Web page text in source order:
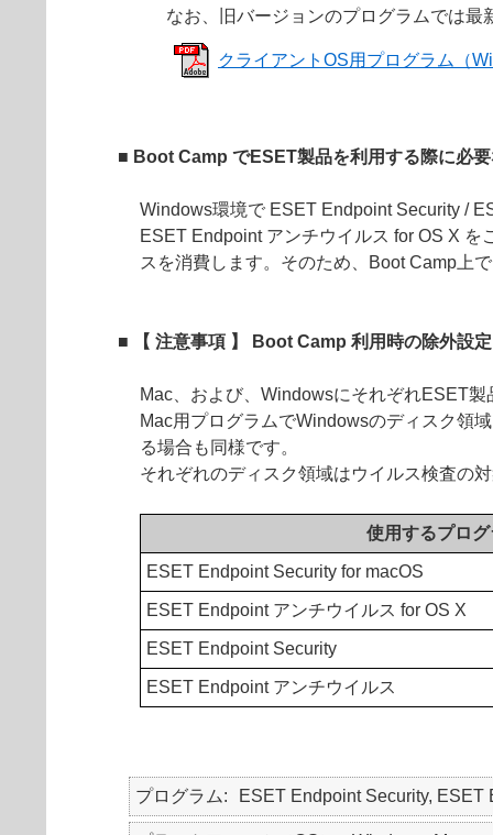
なお、旧バージョンのプログラムでは
クライアントOS用プログラム（
■ Boot Camp でESET製品を利用する際に必
Windows環境で ESET Endpoint Security /
ESET Endpoint アンチウイルス for OS X
スを消費します。そのため、Boot Camp上
■ 【 注意事項 】 Boot Camp 利用時の除外設
Mac、および、WindowsにそれぞれESET
Mac用プログラムでWindowsのディスク領
る場合も同様です。
それぞれのディスク領域はウイルス検査の
使用するプロ
ESET Endpoint Security for macOS
ESET Endpoint アンチウイルス for OS X
ESET Endpoint Security
ESET Endpoint アンチウイルス
プログラム ESET Endpoint Security,